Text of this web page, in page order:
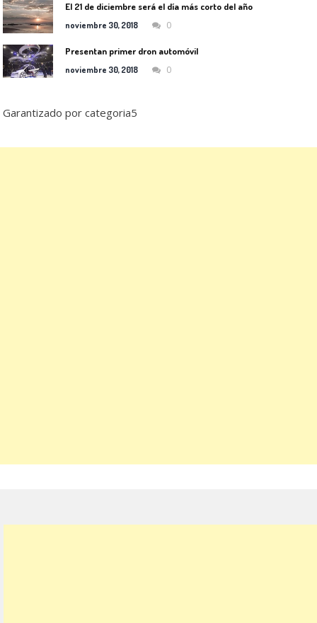
El 21 de diciembre será el día más corto del año
noviembre 30, 2018 0
Presentan primer dron automóvil
noviembre 30, 2018 0
Garantizado por categoria5